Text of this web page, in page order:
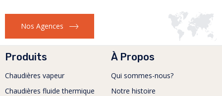
Nos Agences
Produits
Chaudières vapeur
Chaudières fluide thermique
À Propos
Qui sommes-nous?
Notre histoire